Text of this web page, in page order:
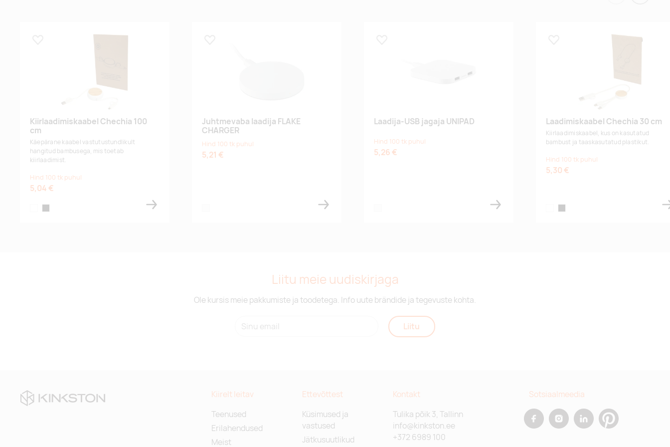
Kiirlaadimiskaabel Chechia 100
cm
Käepärane kaabel vastutustundlikult
hangitud bambusega, mis toetab
kiirlaadimist.
Hind 100 tk puhul
5,04 €
Juhtmevaba laadija FLAKE
CHARGER
Hind 100 tk puhul
5,21 €
Laadija-USB jagaja UNIPAD
Hind 100 tk puhul
5,26 €
Laadimiskaabel Chechia 30 cm
Kiirlaadimiskaabel, kus on kasutatud
bambust ja taaskasutatud plastikut.
Hind 100 tk puhul
5,30 €
Liitu meie uudiskirjaga
Ole kursis meie pakkumiste ja toodetega. Info uute brändide ja tegevuste kohta.
Liitu
Kiirelt leitav
Teenused
Erilahendused
Meist
Ettevõttest
Küsimused ja
vastused
Jätkusuutlikud
Kontakt
Tulika põik 3, Tallinn
info@kinkston.ee
+372 6989 100
Sotsiaalmeedia